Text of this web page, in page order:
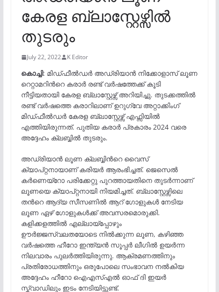
കേരള ബ്ലാസ്റ്റേഴ്സിൽ
തുടരും
July 22, 2022 K Editor
കൊച്ചി: മിഡ്ഫീൽഡർ അഡ്രിയാൻ നിക്കോളാസ് ലൂണ
റെറ്റാമറിന്‍റെ കരാർ രണ്ട് വർഷത്തേക്ക് കൂടി
നീട്ടിയതായി കേരള ബ്ലാസ്റ്റേഴ്സ് അറിയിച്ചു. തുടക്കത്തിൽ
രണ്ട് വർഷത്തെ കരാറിലാണ് ഉറുഗ്വേ അറ്റാക്കിംഗ്
മിഡ്ഫീൽഡർ കേരള ബ്ലാസ്റ്റേഴ്സ് എഫ്സിയിൽ
എത്തിയിരുന്നത്. പുതിയ കരാർ പ്രകാരം 2024 വരെ
അദ്ദേഹം ക്ലബ്ബിൽ തുടരും.
അഡ്രിയാൻ ലൂണ ക്ലബ്ബിന്‍റെ വൈസ്
ക്യാപ്റ്റനായാണ് കരിയർ ആരംഭിച്ചത്. ജെസെൽ
കർണെയ്‌റോ പരിക്കേറ്റു പുറത്തായതിനെ തുടർന്നാണ്
ലൂണയെ ക്യാപ്റ്റനായി നിയമിച്ചത്. ബ്ലാസ്റ്റേഴ്സിലെ
തന്‍റെ ആദ്യ സീസണിൽ ആറ് ഗോളുകൾ നേടിയ
ലൂണ ഏഴ് ഗോളുകൾക്ക് അവസരമൊരുക്കി.
കളിക്കളത്തിൽ എല്ലായ്പ്പോഴും
ഊർജ്ജസ്വലതയോടെ നിൽക്കുന്ന ലൂണ, കഴിഞ്ഞ
വർഷത്തെ ഹീറോ ഇന്ത്യൻ സൂപ്പർ ലീഗിൽ ഉയർന്ന
നിലവാരം പുലർത്തിയിരുന്നു. ആക്രമണത്തിനും
പ്രതിരോധത്തിനും ഒരുപോലെ സംഭാവന നൽകിയ
അദ്ദേഹം ഹീറോ ഐഎസ്എൽ ഓഫ് ദി ഇയർ
സ്ക്വാഡിലും ഇടം നേടിയിട്ടുണ്ട്.